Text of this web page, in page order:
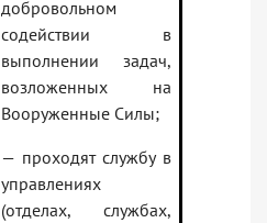
добровольном
содействии в
выполнении задач,
возложенных на
Вооруженные Силы;
— проходят службу в
управлениях
(отделах, службах,